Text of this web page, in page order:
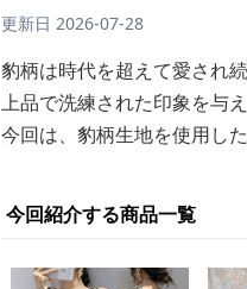
更新日 2026-07-28
豹柄は時代を超えて愛され
上品で洗練された印象を与
今回は、豹柄生地を使用し
今回紹介する商品一覧